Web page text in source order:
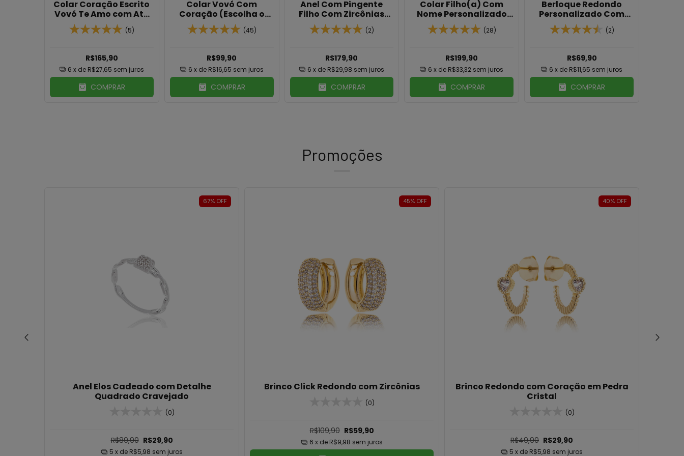
Colar Coração Escrito
Vovó Te Amo com Até
Três Pingentes
Menino(a) Banhado Em
(5)
R$165,90
6 x de R$27,65 sem juros
COMPRAR
Colar Vovó Com
Coração (Escolha o
Banho)
(45)
R$99,90
6 x de R$16,65 sem juros
COMPRAR
Anel Com Pingente
Filho Com Zircônias
Azul E Coração Com
Nome Banhado Em
(2)
R$179,90
6 x de R$29,98 sem juros
COMPRAR
Colar Filho(a) Com
Nome Personalizado
Banhado Em Ouro 18K
(28)
R$199,90
6 x de R$33,32 sem juros
COMPRAR
Berloque Redondo
Personalizado Com
Foto, Nome ou Frase
(2)
R$69,90
6 x de R$11,65 sem juros
COMPRAR
Promoções
67% OFF
Anel Elos Cadeado com Detalhe
Quadrado Cravejado
(0)
R$89,90 R$29,90
5 x de R$5,98 sem juros
45% OFF
Brinco Click Redondo com Zircônias
(0)
R$109,90 R$59,90
6 x de R$9,98 sem juros
40% OFF
Brinco Redondo com Coração em Pedra
Cristal
(0)
R$49,90 R$29,90
5 x de R$5,98 sem juros